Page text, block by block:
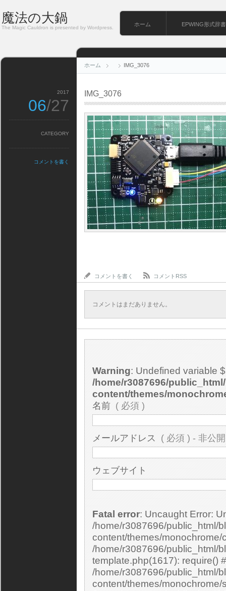
魔法の大鍋
The Magic Cauldron is presented by Wordpress.
ホーム EPWING形式辞書
ホーム IMG_3076
IMG_3076
2017
06/27
CATEGORY
コメントを書く
コメントを書く コメントRSS
コメントはまだありません。
Warning : Undefined variable
/home/r3087696/
content/themes/
名前 ( 必須 )
メールアドレス ( 必須 ) - 非公
ウェブサイト
Fatal error: Uncaught Error: Undefined constant "cs_print_smilies" in
/home/r3087696/public_html/
content/themes/
/home/r3087696/public_html/
template.php(1617): require()
/home/r3087696/public_html/
content/themes/